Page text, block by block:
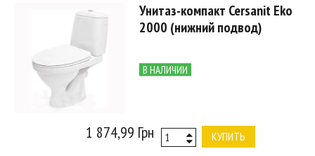
Унитаз-компакт Cersanit Eko
2000 (нижний подвод)
В НАЛИЧИИ
1 874,99 Грн КУПИТЬ